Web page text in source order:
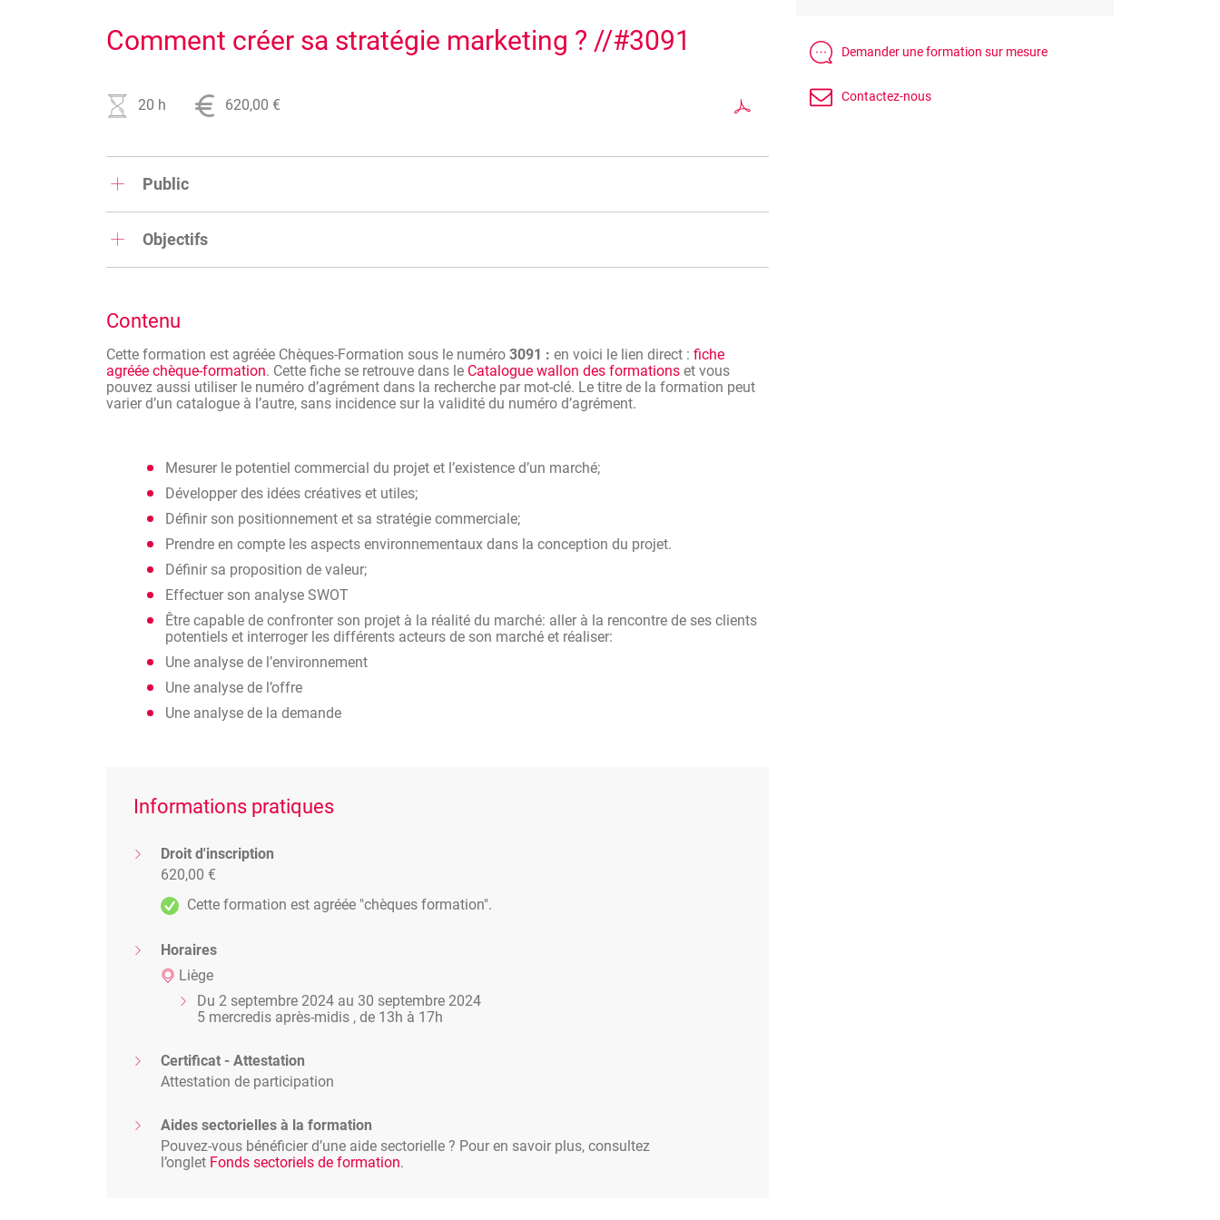
Comment créer sa stratégie marketing ? //#3091
20 h 620,00 €
Public
créer ou d'améliorer sa stratégie marketing
Objectifs
marketing clairs, définir une proposition de valeur unique, concevoir des campagnes
promotionnelles percutantes, et évaluer les performances de sa stratégie pour assurer une
croissance durable de l'entreprise.
Contenu
Cette formation est agréée Chèques-Formation sous le numéro 3091 : en voici le lien direct : fiche
agréée chèque-formation. Cette fiche se retrouve dans le Catalogue wallon des formations et vous
pouvez aussi utiliser le numéro d’agrément dans la recherche par mot-clé. Le titre de la formation peut
varier d’un catalogue à l’autre, sans incidence sur la validité du numéro d’agrément.
Mesurer le potentiel commercial du projet et l’existence d’un marché;
Développer des idées créatives et utiles;
Définir son positionnement et sa stratégie commerciale;
Prendre en compte les aspects environnementaux dans la conception du projet.
Définir sa proposition de valeur;
Effectuer son analyse SWOT
Être capable de confronter son projet à la réalité du marché: aller à la rencontre de ses clients
potentiels et interroger les différents acteurs de son marché et réaliser:
Une analyse de l’environnement
Une analyse de l’offre
Une analyse de la demande
Informations pratiques
Droit d'inscription
620,00 €
Cette formation est agréée "chèques formation".
Horaires
Liège
Du 2 septembre 2024 au 30 septembre 2024
5 mercredis après-midis , de 13h à 17h
Certificat - Attestation
Attestation de participation
Aides sectorielles à la formation
Pouvez-vous bénéficier d’une aide sectorielle ? Pour en savoir plus, consultez
l’onglet Fonds sectoriels de formation.